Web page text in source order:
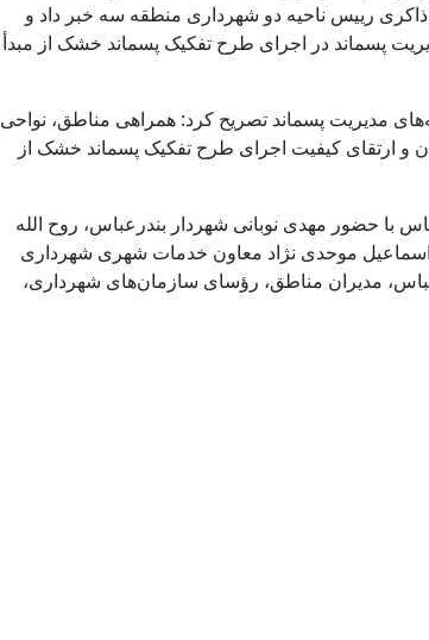
رییس ناحیه دو شهرداری منطقه سه خبر داد و
پسماند در اجرای طرح تفکیک پسماند خشک از مبدأ
مدیریت پسماند تصریح کرد: همراهی مناطق، نواحی
و ارتقای کیفیت اجرای طرح تفکیک پسماند خشک از
حضور مهدی نوبانی شهردار بندرعباس، روح الله
اسماعیل موحدی نژاد معاون خدمات شهری شهرداری
مدیران مناطق، رؤسای سازمان‌های شهرداری،